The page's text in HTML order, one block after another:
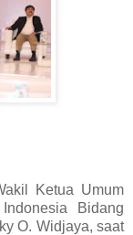
Ketua Umum
Bidang
O. Widjaya, saat